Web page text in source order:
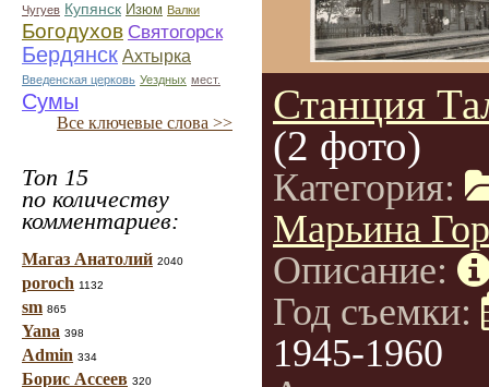
Чугуев Купянск Изюм Валки
Богодухов Святогорск
Бердянск Ахтырка
Введенская церковь Уездных мест.
Сумы
Все ключевые слова >>
Топ 15
по количеству
комментариев:
Магаз Анатолий 2040
poroch 1132
sm 865
Yana 398
Admin 334
Борис Ассеев 320
Станция
(2 фото)
Категория:
Марьина
Описание:
Год съемки:
1945-1960